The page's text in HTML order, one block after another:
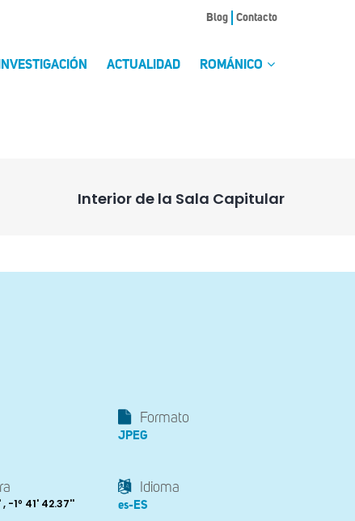
Blog Contacto
INVESTIGACIÓN ACTUALIDAD ROMÁNICO
Interior de la Sala Capitular
Formato
JPEG
-1º 41' 42.37''
Idioma
es-ES